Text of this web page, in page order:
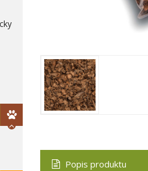
Popis produktu